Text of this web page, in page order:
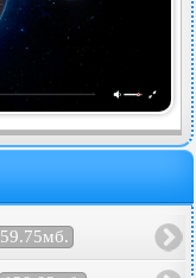
59.75мб.